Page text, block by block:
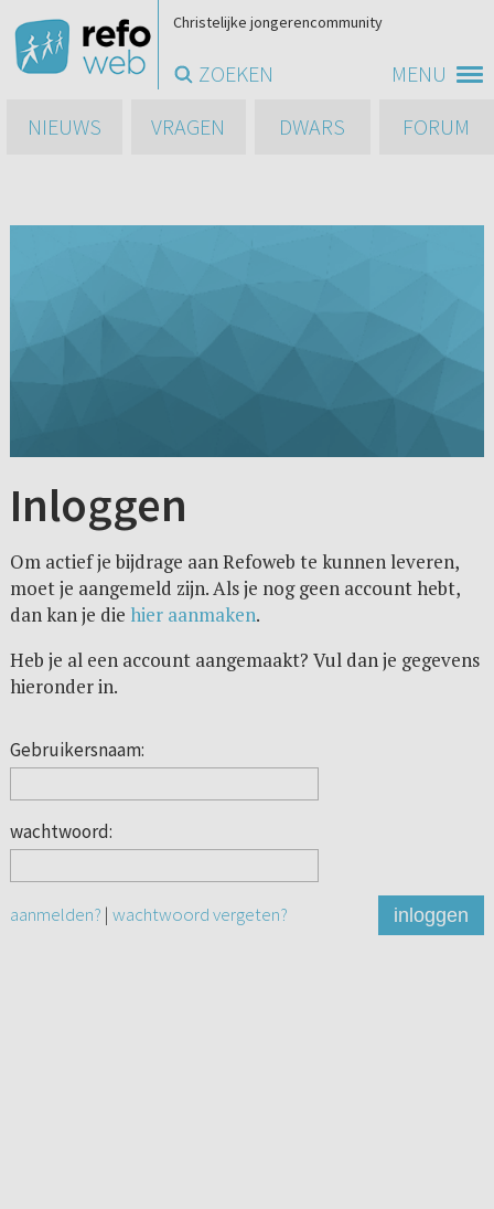
MENU
Christelijke jongerencommunity
ZOEKEN
NIEUWS
VRAGEN DWARS FORUM
Inloggen
Om actief je bijdrage aan Refoweb te kunnen leveren,
moet je aangemeld zijn. Als je nog geen account hebt,
dan kan je die hier aanmaken.
Heb je al een account aangemaakt? Vul dan je gegevens
hieronder in.
Gebruikersnaam:
wachtwoord:
aanmelden? | wachtwoord vergeten? inloggen